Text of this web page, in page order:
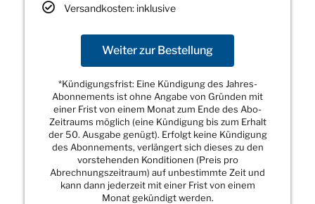
Versandkosten: inklusive
Weiter zur Bestellung
*Kündigungsfrist: Eine Kündigung des Jahres-
Abonnements ist ohne Angabe von Gründen mit
einer Frist von einem Monat zum Ende des Abo-
Zeitraums möglich (eine Kündigung bis zum Erhalt
der 50. Ausgabe genügt). Erfolgt keine Kündigung
des Abonnements, verlängert sich dieses zu den
vorstehenden Konditionen (Preis pro
Abrechnungszeitraum) auf unbestimmte Zeit und
kann dann jederzeit mit einer Frist von einem
Monat gekündigt werden.